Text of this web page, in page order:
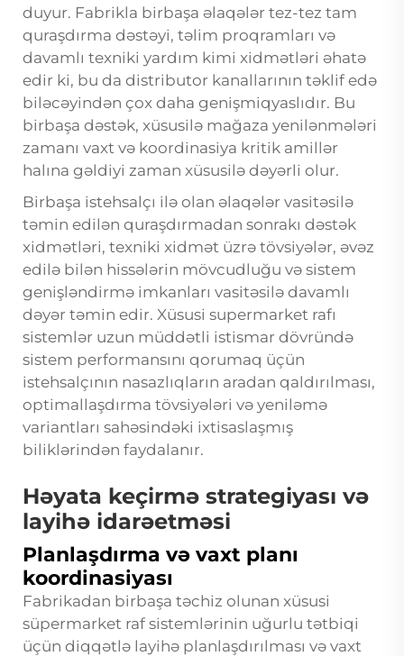
duyur. Fabrikla birbaşa əlaqələr tez-tez tam
quraşdırma dəstəyi, təlim proqramları və
davamlı texniki yardım kimi xidmətləri əhatə
edir ki, bu da distributor kanallarının təklif edə
biləcəyindən çox daha genişmiqyaslıdır. Bu
birbaşa dəstək, xüsusilə mağaza yenilənmələri
zamanı vaxt və koordinasiya kritik amillər
halına gəldiyi zaman xüsusilə dəyərli olur.
Birbaşa istehsalçı ilə olan əlaqələr vasitəsilə
təmin edilən quraşdırmadan sonrakı dəstək
xidmətləri, texniki xidmət üzrə tövsiyələr, əvəz
edilə bilən hissələrin mövcudluğu və sistem
genişləndirmə imkanları vasitəsilə davamlı
dəyər təmin edir. Xüsusi supermarket rafı
sistemlər uzun müddətli istismar dövründə
sistem performansını qorumaq üçün
istehsalçının nasazlıqların aradan qaldırılması,
optimallaşdırma tövsiyələri və yeniləmə
variantları sahəsindəki ixtisaslaşmış
biliklərindən faydalanır.
Həyata keçirmə strategiyası və
layihə idarəetməsi
Planlaşdırma və vaxt planı
koordinasiyası
Fabrikadan birbaşa təchiz olunan xüsusi
süpermarket raf sistemlərinin uğurlu tətbiqi
üçün diqqətlə layihə planlaşdırılması və vaxt